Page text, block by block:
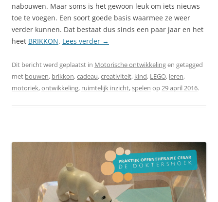
nabouwen. Maar soms is het gewoon leuk om iets nieuws
toe te voegen. Een soort goede basis waarmee ze weer
verder kunnen. Dat bestaat dus sinds een paar jaar en het
heet BRIKKON. Lees verder →
Dit bericht werd geplaatst in Motorische ontwikkelingen getagged
met bouwen, brikkon,cadeau,creativiteit, kind, LEGO, leren,
motoriek,ontwikkeling, ruimtelijk inzicht,spelen op29 april 2016.